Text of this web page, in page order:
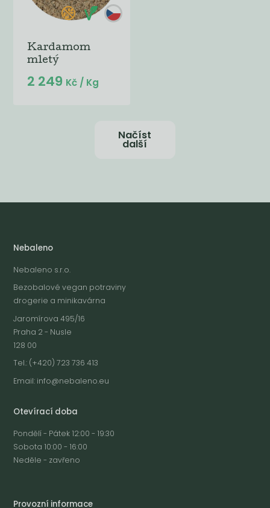
Kardamom
mletý
2 249 Kč / Kg
Načíst
další
Nebaleno
Nebaleno s.r.o.
Bezobalové vegan potraviny
drogerie a minikavárna
Jaromírova 495/16
Praha 2 - Nusle
128 00
Tel.: (+420) 723 736 413
Email: info@nebaleno.eu
Otevírací doba
Pondělí - Pátek 12:00 - 19:30
Sobota 10:00 - 16:00
Neděle - zavřeno
Provozní informace